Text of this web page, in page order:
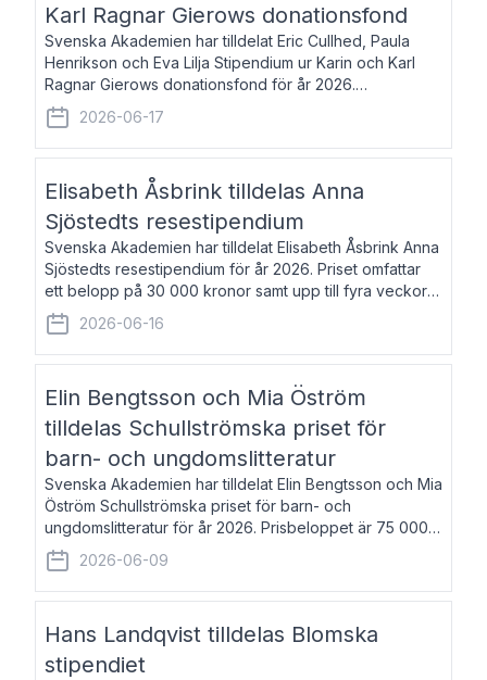
Karl Ragnar Gierows donationsfond
Svenska Akademien har tilldelat Eric Cullhed, Paula
Henrikson och Eva Lilja Stipendium ur Karin och Karl
Ragnar Gierows donationsfond för år 2026.
Stipendiebeloppet är på 70 000 kronor vardera. Eric
Cullhed, född 1985, är professor i grekis
2026-06-17
Elisabeth Åsbrink tilldelas Anna
Sjöstedts resestipendium
Svenska Akademien har tilldelat Elisabeth Åsbrink Anna
Sjöstedts resestipendium för år 2026. Priset omfattar
ett belopp på 30 000 kronor samt upp till fyra veckors
fri vistelse i Akademiens lägenhet i Berlin. Elisabeth
Åsbrink, född 1965 oc
2026-06-16
Elin Bengtsson och Mia Öström
tilldelas Schullströmska priset för
barn- och ungdomslitteratur
Svenska Akademien har tilldelat Elin Bengtsson och Mia
Öström Schullströmska priset för barn- och
ungdomslitteratur för år 2026. Prisbeloppet är 75 000
kronor vardera. Elin Bengtsson, född 1987, är författare
och forskare i genusvetenskap.
2026-06-09
Hans Landqvist tilldelas Blomska
stipendiet